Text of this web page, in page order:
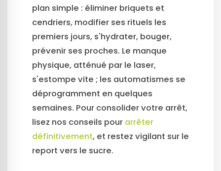
plan simple : éliminer briquets et
cendriers, modifier ses rituels les
premiers jours, s'hydrater, bouger,
prévenir ses proches. Le manque
physique, atténué par le laser,
s'estompe vite ; les automatismes se
déprogramment en quelques
semaines. Pour consolider votre arrêt,
lisez nos conseils pour arrêter
définitivement, et restez vigilant sur le
report vers le sucre.